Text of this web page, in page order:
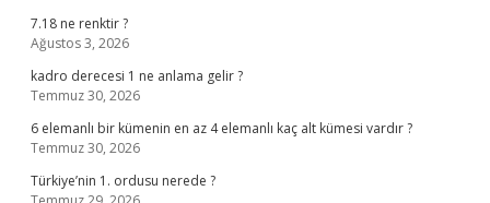
7.18 ne renktir ?
Ağustos 3, 2026
kadro derecesi 1 ne anlama gelir ?
Temmuz 30, 2026
6 elemanlı bir kümenin en az 4 elemanlı kaç alt kümesi vardır ?
Temmuz 30, 2026
Türkiye’nin 1. ordusu nerede ?